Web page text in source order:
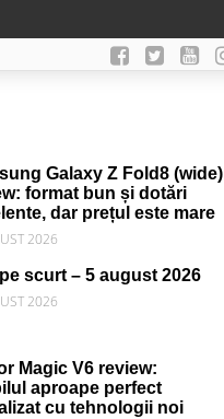
Galaxy Z Fold8 (wide)
format bun și dotări
dar prețul este mare
2026
scurt – 5 august 2026
2026
Magic V6 review:
aproape perfect
cu tehnologii noi